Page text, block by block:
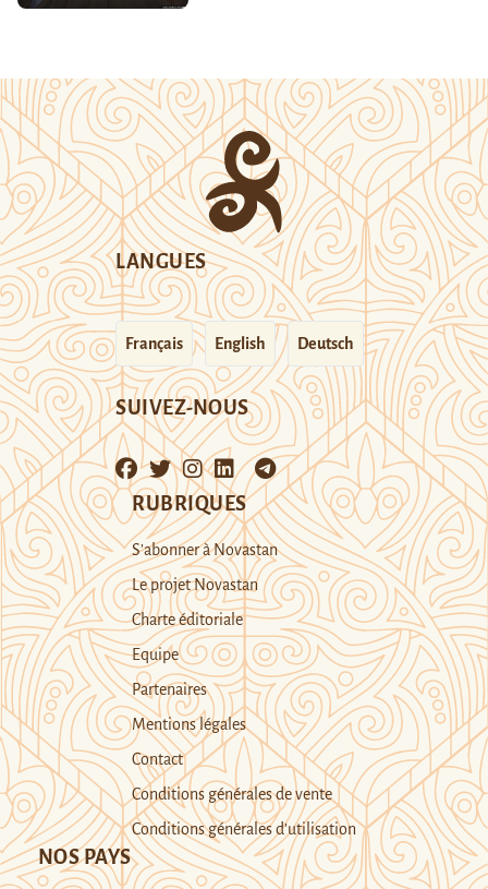
LANGUES
Français English Deutsch
SUIVEZ-NOUS
RUBRIQUES
S’abonner à Novastan
Le projet Novastan
Charte éditoriale
Equipe
Partenaires
Mentions légales
Contact
Conditions générales de vente
Conditions générales d’utilisation
NOS PAYS